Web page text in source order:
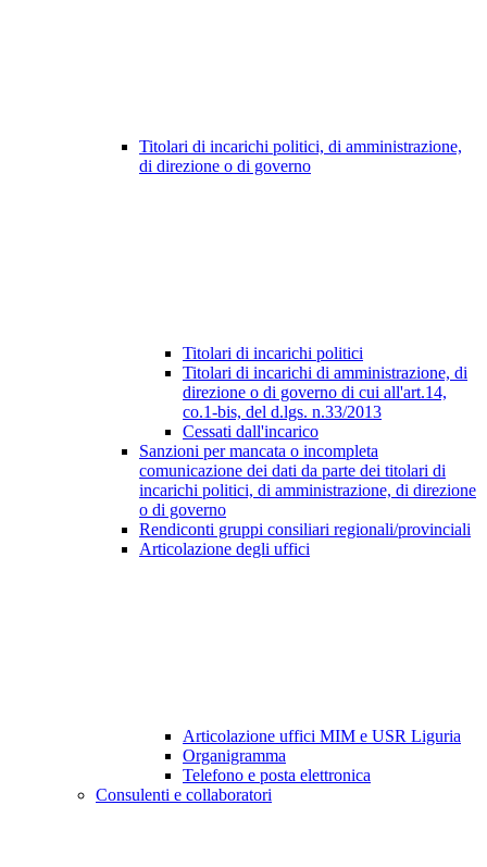
Titolari di incarichi politici, di amministrazione,
di direzione o di governo
Titolari di incarichi politici
Titolari di incarichi di amministrazione, di
direzione o di governo di cui all'art.14,
co.1-bis, del d.lgs. n.33/2013
Cessati dall'incarico
Sanzioni per mancata o incompleta
comunicazione dei dati da parte dei titolari di
incarichi politici, di amministrazione, di direzione
o di governo
Rendiconti gruppi consiliari regionali/provinciali
Articolazione degli uffici
Articolazione uffici MIM e USR Liguria
Organigramma
Telefono e posta elettronica
Consulenti e collaboratori